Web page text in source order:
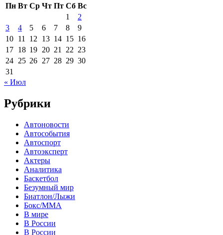
Пн Вт Ср Чт Пт Сб Вс
1
2
3
4 5 6 7 8
9
10 11 12 13 14 15 16
17 18 19 20 21 22 23
24 25 26 27 28 29 30
31
« Июл
Рубрики
Автоновости
Автособытия
Автоспорт
Автоэксперт
Актеры
Аналитика
Баскетбол
Безумный мир
Биатлон/Лыжи
Бокс/MMA
В мире
В России
В России